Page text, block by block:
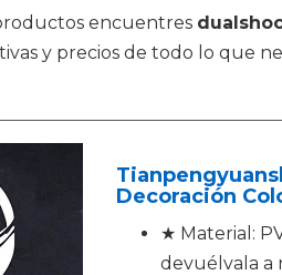
encuentres
y precios de todo lo que
Decoración
★ Material:
devuélvala a